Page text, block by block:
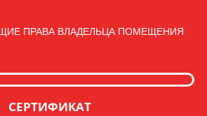
ПРАВА ВЛАДЕЛЬЦА ПОМЕЩЕНИЯ
СЕРТИФИКАТ